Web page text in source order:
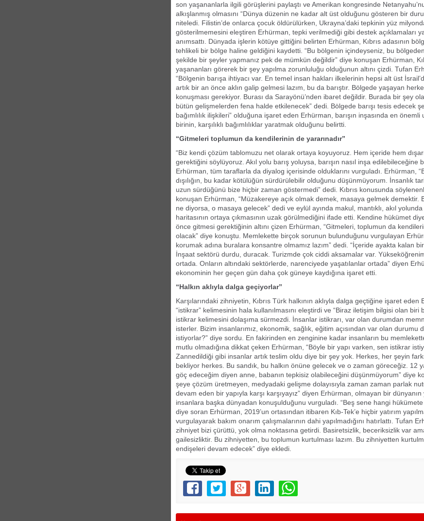
son yaşananlarla ilgili görüşlerini paylaştı ve Amerikan kongresinde
alkışlanmış olmasını “Dünya düzenin ne kadar alt üst olduğunu gösteren bir
niteledi. Filistin’de onlarca çocuk öldürülürken, Ukrayna’daki tepkinin yüz
gösterilmemesini eleştiren Erhürman, tepki verilmediği gibi destek açıklamaları
anımsattı. Dünyada işlerin kötüye gittiğini belirten Erhürman, Kıbrıs adasının
tehlikeli bir bölge haline geldiğini kaydetti. “Bu bölgenin içindeyseniz, bu
şekilde bir şeyler yapmanız pek de mümkün değildir” diye konuşan Erhürman,
yaşananları görerek bir şey yapılma zorunluluğu olduğunun altını çizdi. Tufan
“Bölgenin barışa ihtiyacı var. En temel insan hakları ilkelerinin hepsi alt üst
artık bir an önce aklın galip gelmesi lazım, bu da barıştır. Bölgede yaşayan
konuşması gerekiyor. Burası da Sarayönü’nden ibaret değildir. Burada bir şey
bütün gelişmelerden fena halde etkilenecek” dedi. Bölgede barışı tesis edecek
bağımlılık ilişkileri” olduğuna işaret eden Erhürman, barışın inşasında en önemli
birinin, karşılıklı bağımlılıklar yaratmak olduğunu belirtti.
“Gitmeleri toplumun da kendilerinin de yararınadır”
“Biz kendi çözüm tablomuzu net olarak ortaya koyuyoruz. Hem içeride hem
gerektiğini söylüyoruz. Akıl yolu barış yoluysa, barışın nasıl inşa edilebileceğine
Erhürman, tüm taraflarla da diyalog içerisinde olduklarını vurguladı. Erhürman,
dışılığın, bu kadar kötülüğün sürdürülebilir olduğunu düşünmüyorum. İnsanlık
uzun sürdüğünü bize hiçbir zaman göstermedi” dedi. Kıbrıs konusunda
konuşan Erhürman, “Müzakereye açık olmak demek, masaya gelmek demektir.
ne diyorsa, o masaya gelecek” dedi ve eylül ayında makul, mantıklı, akıl
haritasının ortaya çıkmasının uzak görülmediğini ifade etti. Kendine hükümet
önce gitmesi gerektiğinin altını çizen Erhürman, “Gitmeleri, toplumun da
olacak” diye konuştu. Memlekette birçok sorunun bulunduğunu vurgulayan
korumak adına buralara konsantre olmamız lazım” dedi. “İçeride ayakta kalan
İnşaat sektörü durdu, duracak. Turizmde çok ciddi aksamalar var.
ortada. Onların altındaki sektörlerde, narenciyede yaşatılanlar ortada” diyen
ekonominin her geçen gün daha çok güneye kaydığına işaret etti.
“Halkın aklıyla dalga geçiyorlar”
Karşılarındaki zihniyetin, Kıbrıs Türk halkının aklıyla dalga geçtiğine işaret eden
“istikrar” kelimesinin hala kullanılmasını eleştirdi ve “Biraz iletişim bilgisi olan biri
istikrar kelimesini dolaşıma sürmezdi. İnsanlar istikrarı, var olan durumdan
isterler. Bizim insanlarımız, ekonomik, sağlık, eğitim açısından var olan durumu
istiyorlar?” diye sordu. En fakirinden en zenginine kadar insanların bu
mutlu olmadığına dikkat çeken Erhürman, “Böyle bir yapı varken, sen istikrar
Zannedildiği gibi insanlar artık teslim oldu diye bir şey yok. Herkes, her şeyin
bekliyor herkes. Bu sandık, bu halkın önüne gelecek ve o zaman göreceğiz. 12
göç edeceğim diyen anne, babanın tepkisiz olabileceğini düşünmüyorum” diye
şeye çözüm üretmeyen, medyadaki gelişme dolayısıyla zaman zaman parlak
devam eden bir yapıyla karşı karşıyayız” diyen Erhürman, olmayan bir dünyanın
insanlara başka dünyadan konuşulduğunu vurguladı. “Beş sene hangi
diye soran Erhürman, 2019’un ortasından itibaren Kıb-Tek’e hiçbir yatırım
vurgulayarak bakım onarım çalışmalarının dahi yapılmadığını hatırlattı. Tufan
zihniyet bizi çürüttü, yok olma noktasına getirdi. Basiretsizlik, beceriksizlik var
gailesizliktir. Bu zihniyetten, bu toplumun kurtulması lazım. Bu zihniyetten
endişeleri devam edecek” diye ekledi.